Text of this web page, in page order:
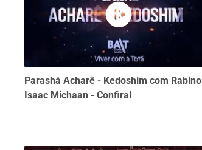
Parashá Acharê - Kedoshim com Rabino
Isaac Michaan - Confira!